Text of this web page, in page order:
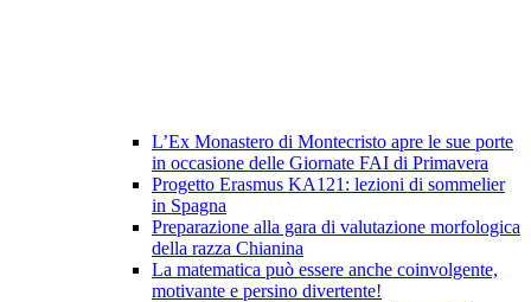
L’Ex Monastero di Montecristo apre le sue porte
in occasione delle Giornate FAI di Primavera
Progetto Erasmus KA121: lezioni di sommelier
in Spagna
Preparazione alla gara di valutazione morfologica
della razza Chianina
La matematica può essere anche coinvolgente,
motivante e persino divertente!